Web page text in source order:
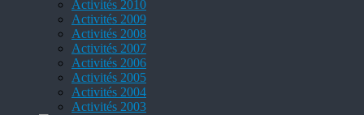
Activités 2010
Activités 2009
Activités 2008
Activités 2007
Activités 2006
Activités 2005
Activités 2004
Activités 2003